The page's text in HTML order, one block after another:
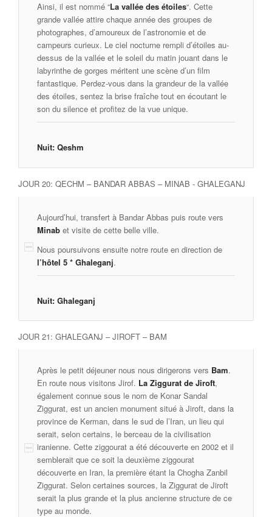
Ainsi, il est nommé “La vallée des étoiles“. Cette
grande vallée attire chaque année des groupes de
photographes, d’amoureux de l’astronomie et de
campeurs curieux. Le ciel nocturne rempli d’étoiles au-
dessus de la vallée et le soleil du matin jouant dans le
labyrinthe de gorges méritent une scène d’un film
fantastique. Perdez-vous dans la grandeur de la vallée
des étoiles, sentez la brise fraîche tout en écoutant le
son du silence et profitez de la vue unique.
Nuit: Qeshm
JOUR 20: QECHM – BANDAR ABBAS – MINAB - GHALEGANJ
Aujourd’hui, transfert à Bandar Abbas puis route vers
Minab et visite de cette belle ville.
Nous poursuivons ensuite notre route en direction de
l’hôtel 5 * Ghaleganj.
Nuit: Ghaleganj
JOUR 21: GHALEGANJ – JIROFT – BAM
Après le petit déjeuner nous nous dirigerons vers Bam.
En route nous visitons Jirof. La Ziggurat de Jiroft,
également connue sous le nom de Konar Sandal
Ziggurat, est un ancien monument situé à Jiroft, dans la
province de Kerman, dans le sud de l’Iran, un lieu qui
serait, selon certains, le berceau de la civilisation
iranienne. Cette ziggourat a été découverte en 2002 et il
semblerait que ce soit la deuxième ziggourat
découverte en Iran, la première étant la Chogha Zanbil
Ziggurat. Selon certaines sources, la Ziggurat de Jiroft
serait la plus grande et la plus ancienne structure de ce
type au monde.